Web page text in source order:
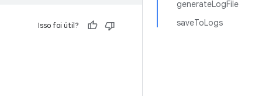
generateLogFile
saveToLogs
Isso foi útil?